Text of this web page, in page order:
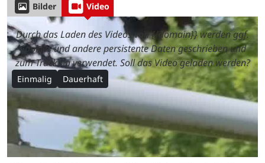
Bilder Video
Durch das Laden des Videos von {{domain}} werden ggf.
Cookies und andere persistente Daten geschrieben und
zum Tracking verwendet. Soll das Video geladen werden?
Einmalig Dauerhaft